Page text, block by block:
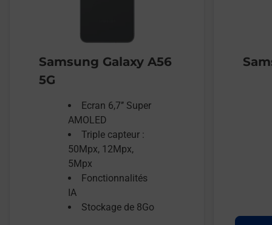
Samsung Galaxy A56
5G
Ecran 6,7’’ Super
AMOLED
Triple capteur :
50Mpx, 12Mpx,
5Mpx
Fonctionnalités
IA
Stockage de 8Go